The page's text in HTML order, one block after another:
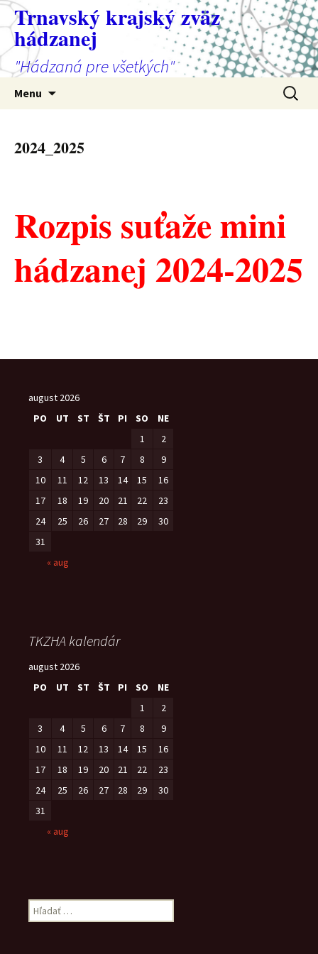
Preskočiť
na
obsah
Trnavský krajský zväz
hádzanej
"Hádzaná pre všetkých"
Menu Hľadať:
2024_2025
Rozpis suťaže mini
hádzanej 2024-2025
august 2026
PO
UT ST ŠT PI SO
NE
1
2
3
4 5 6 7 8
9
10
11 12 13 14 15
16
17
18 19 20 21 22
23
24
25 26 27 28 29
30
31
« aug
TKZHA kalendár
august 2026
PO
UT ST ŠT PI SO
NE
1
2
3
4 5 6 7 8
9
10
11 12 13 14 15
16
17
18 19 20 21 22
23
24
25 26 27 28 29
30
31
« aug
Hľadať: